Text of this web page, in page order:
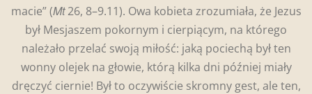
macie” (Mt26, 8–9.11). Owa kobieta zrozumiała, że Jezus
był Mesjaszem pokornym i cierpiącym, na którego
należało przelać swoją miłość: jaką pociechą był ten
wonny olejek na głowie, którą kilka dni później miały
dręczyć ciernie! Był to oczywiście skromny gest, ale ten,